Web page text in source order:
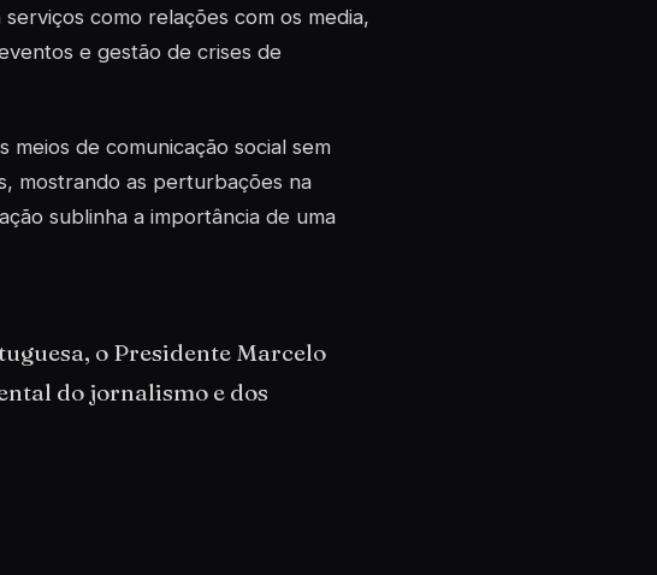
como relações com os media,
e gestão de crises de
meios de comunicação social sem
mostrando as perturbações na
sublinha a importância de uma
o Presidente Marcelo
do jornalismo e dos